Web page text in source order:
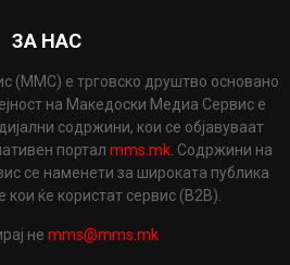
ЗА НАС
(ММС) е трговско друштво основано
на Македоски Медиа Сервис е
содржини, кои се објавуваат
портал mms.mk . Содржини на
се наменети за широката публика
ќе користат сервис (B2B).
не mms@mms.mk